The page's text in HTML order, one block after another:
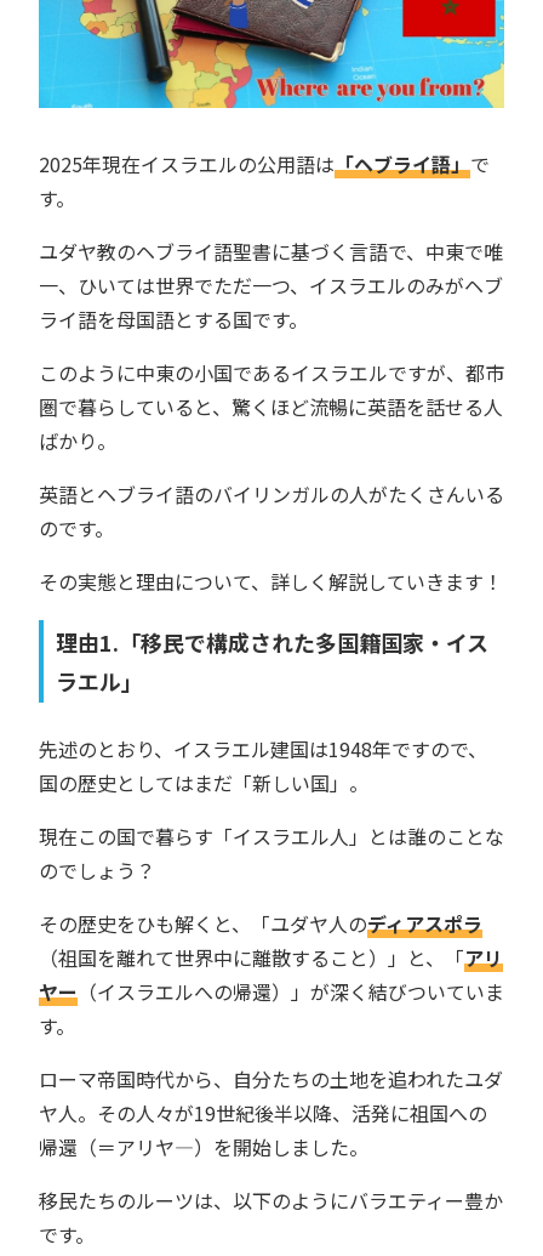
2025年現在イスラエルの公用語は「ヘブライ語」で
す。
ユダヤ教のヘブライ語聖書に基づく言語で、中東で唯
一、ひいては世界でただ一つ、イスラエルのみがヘブ
ライ語を母国語とする国です。
このように中東の小国であるイスラエルですが、都市
圏で暮らしていると、驚くほど流暢に英語を話せる人
ばかり。
英語とヘブライ語のバイリンガルの人がたくさんいる
のです。
その実態と理由について、詳しく解説していきます！
理由1.「移民で構成された多国籍国家・イス
ラエル」
先述のとおり、イスラエル建国は1948年ですので、
国の歴史としてはまだ「新しい国」。
現在この国で暮らす「イスラエル人」とは誰のことな
のでしょう？
その歴史をひも解くと、「ユダヤ人のディアスポラ
（祖国を離れて世界中に離散すること）」と、「アリ
ヤー （イスラエルへの帰還）」が深く結びついていま
す。
ローマ帝国時代から、自分たちの土地を追われたユダ
ヤ人。その人々が19世紀後半以降、活発に祖国への
帰還（＝アリヤ―）を開始しました。
移民たちのルーツは、以下のようにバラエティー豊か
です。